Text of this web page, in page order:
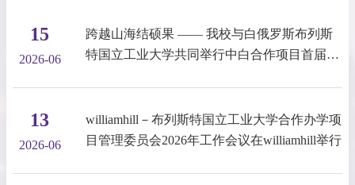
15
2026-06
跨越山海结硕果 —— 我校与白俄罗斯布列斯
特国立工业大学共同举行中白合作项目首届​毕
13
2026-06
williamhill－布列斯特国立工业大学合作办学项
目管理委员会2026年工作会议在williamhill举行